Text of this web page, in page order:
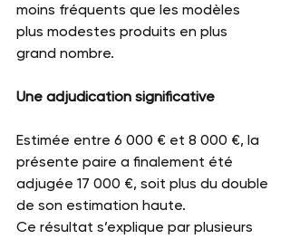
moins fréquents que les modèles
plus modestes produits en plus
grand nombre.
Une adjudication significative
Estimée entre 6 000 € et 8 000 €, la
présente paire a finalement été
adjugée 17 000 €, soit plus du double
de son estimation haute.
Ce résultat s’explique par plusieurs